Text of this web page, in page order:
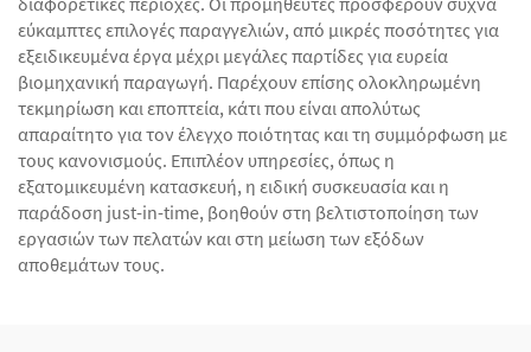
εύκαμπτες επιλογές παραγγελιών, από μικρές ποσότητες για
εξειδικευμένα έργα μέχρι μεγάλες παρτίδες για ευρεία
βιομηχανική παραγωγή. Παρέχουν επίσης ολοκληρωμένη
τεκμηρίωση και εποπτεία, κάτι που είναι απολύτως
απαραίτητο για τον έλεγχο ποιότητας και τη συμμόρφωση με
τους κανονισμούς. Επιπλέον υπηρεσίες, όπως η
εξατομικευμένη κατασκευή, η ειδική συσκευασία και η
παράδοση just-in-time, βοηθούν στη βελτιστοποίηση των
εργασιών των πελατών και στη μείωση των εξόδων
αποθεμάτων τους.